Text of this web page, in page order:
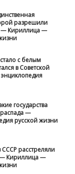
разрешили
— Кириллица —
с белым
в Советской
государства
—
русской жизни
расстреляли
Кириллица —